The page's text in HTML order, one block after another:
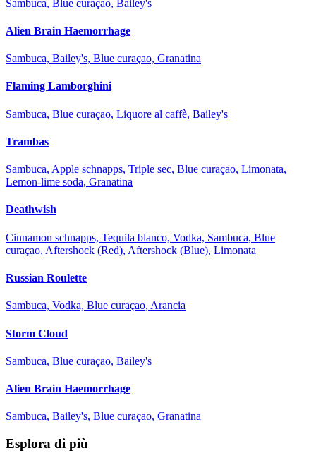
Sambuca, Blue curaçao, Bailey's
Alien Brain Haemorrhage
Sambuca, Bailey's, Blue curaçao, Granatina
Flaming Lamborghini
Sambuca, Blue curaçao, Liquore al caffè, Bailey's
Trambas
Sambuca, Apple schnapps, Triple sec, Blue curaçao, Limonata,
Lemon-lime soda, Granatina
Deathwish
Cinnamon schnapps, Tequila blanco, Vodka, Sambuca, Blue
curaçao, Aftershock (Red), Aftershock (Blue), Limonata
Russian Roulette
Sambuca, Vodka, Blue curaçao, Arancia
Storm Cloud
Sambuca, Blue curaçao, Bailey's
Alien Brain Haemorrhage
Sambuca, Bailey's, Blue curaçao, Granatina
Esplora di più